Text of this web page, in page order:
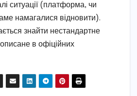
ситуації (платформа, чи
намагалися відновити).
знайти нестандартне
в офіційних